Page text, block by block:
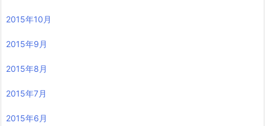
2015年10月
2015年9月
2015年8月
2015年7月
2015年6月